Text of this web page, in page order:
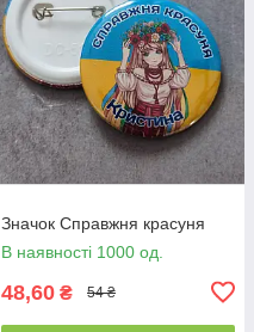
Значок Справжня красуня
В наявності 1000 од.
48,60 ₴ 54 ₴